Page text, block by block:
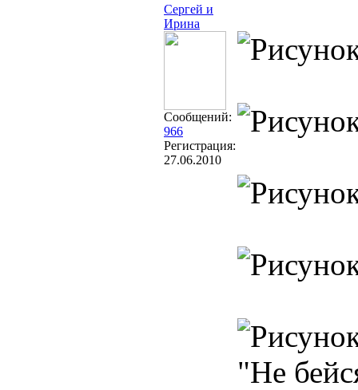
Сергей и
Ирина
Сообщений:
966
Регистрация:
27.06.2010
"Не